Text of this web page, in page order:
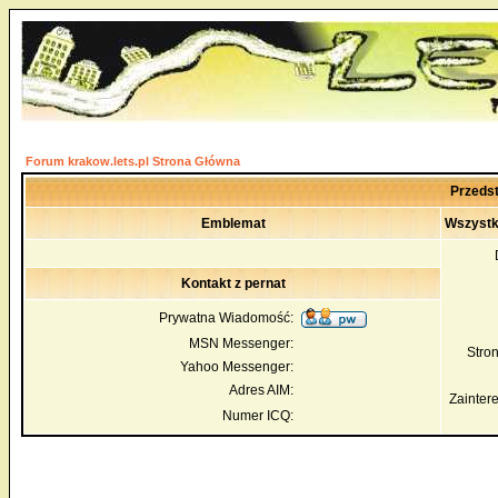
Forum krakow.lets.pl Strona Główna
Emblemat
Kontakt z pernat
Prywatna Wiadomość:
MSN Messenger:
Yahoo Messenger:
Adres AIM:
Numer ICQ: